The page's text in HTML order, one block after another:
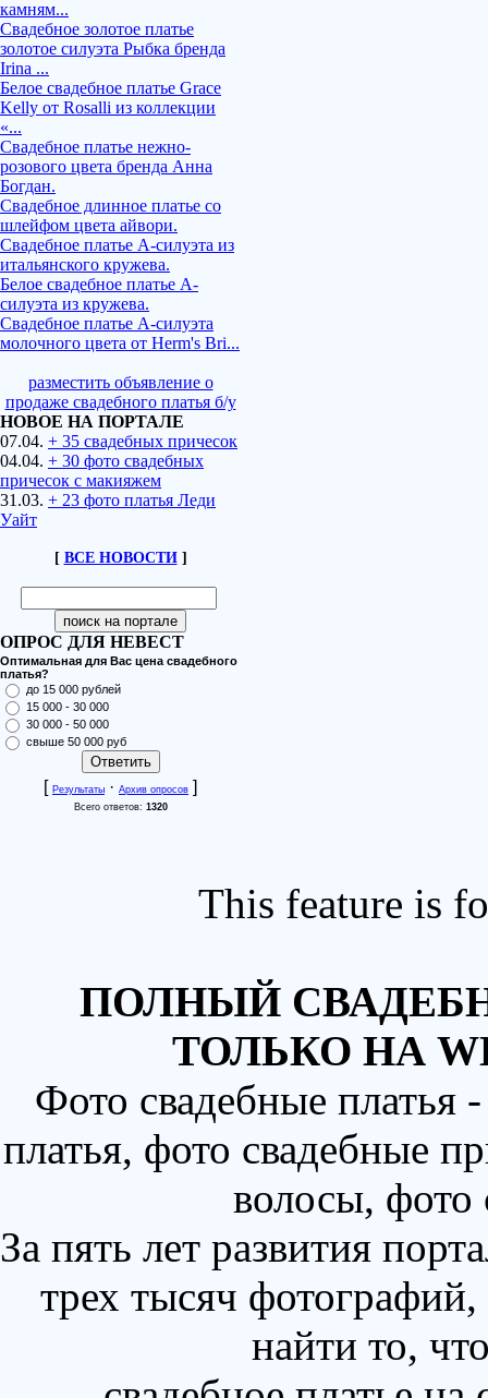
камням...
Свадебное золотое платье
золотое силуэта Рыбка бренда
Irina ...
Белое свадебное платье Grace
Kelly от Rosalli из коллекции
«...
Свадебное платье нежно-
розового цвета бренда Анна
Богдан.
Свадебное длинное платье со
шлейфом цвета айвори.
Свадебное платье А-силуэта из
итальянского кружева.
Белое свадебное платье А-
силуэта из кружева.
Свадебное платье А-силуэта
молочного цвета от Herm's Bri...
разместить объявление о
продаже свадебного платья б/у
НОВОЕ НА ПОРТАЛЕ
07.04. + 35 свадебных причесок
04.04. + 30 фото свадебных
причесок с макияжем
31.03. + 23 фото платья Леди
Уайт
[ ВСЕ НОВОСТИ]
ОПРОС ДЛЯ НЕВЕСТ
Оптимальная для Вас цена свадебного
платья?
до 15 000 рублей
15 000 - 30 000
30 000 - 50 000
свыше 50 000 руб
[ Результаты · Архив опросов ]
Всего ответов: 1320
This feature is
ПОЛНЫЙ
ТОЛЬКО НА
Фото свадебные
платья, фото свадебные
волосы,
За пять лет развития
трех тысяч
найти то,